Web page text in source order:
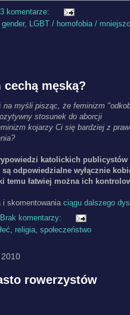
3 komentarze:
gender, LGBT / homofobia /
męską?
na myśli pisząc, że feminizm
stosunek do aborcji
kojarzy Ci się bardziej z
katolickich publicystów
są odpowiedzialne wyłącznie
temu łatwiej można ich
i skomentowania ciągu dalszego
Brak komentarzy:
, religia, społeczeństwo
2010
rowerzystów